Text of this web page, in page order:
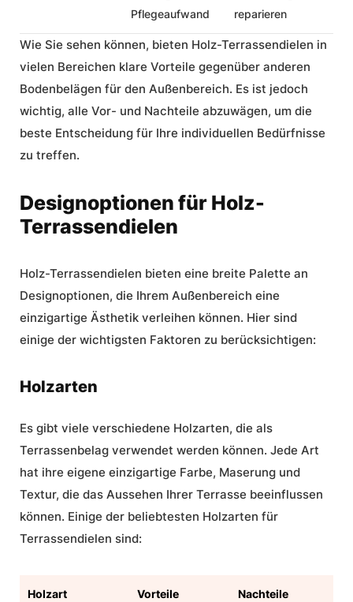
Pflegeaufwand
reparieren
Wie Sie sehen können, bieten Holz-Terrassendielen in
vielen Bereichen klare Vorteile gegenüber anderen
Bodenbelägen für den Außenbereich. Es ist jedoch
wichtig, alle Vor- und Nachteile abzuwägen, um die
beste Entscheidung für Ihre individuellen Bedürfnisse
zu treffen.
Designoptionen für Holz-
Terrassendielen
Holz-Terrassendielen bieten eine breite Palette an
Designoptionen, die Ihrem Außenbereich eine
einzigartige Ästhetik verleihen können. Hier sind
einige der wichtigsten Faktoren zu berücksichtigen:
Holzarten
Es gibt viele verschiedene Holzarten, die als
Terrassenbelag verwendet werden können. Jede Art
hat ihre eigene einzigartige Farbe, Maserung und
Textur, die das Aussehen Ihrer Terrasse beeinflussen
können. Einige der beliebtesten Holzarten für
Terrassendielen sind:
Holzart Vorteile Nachteile